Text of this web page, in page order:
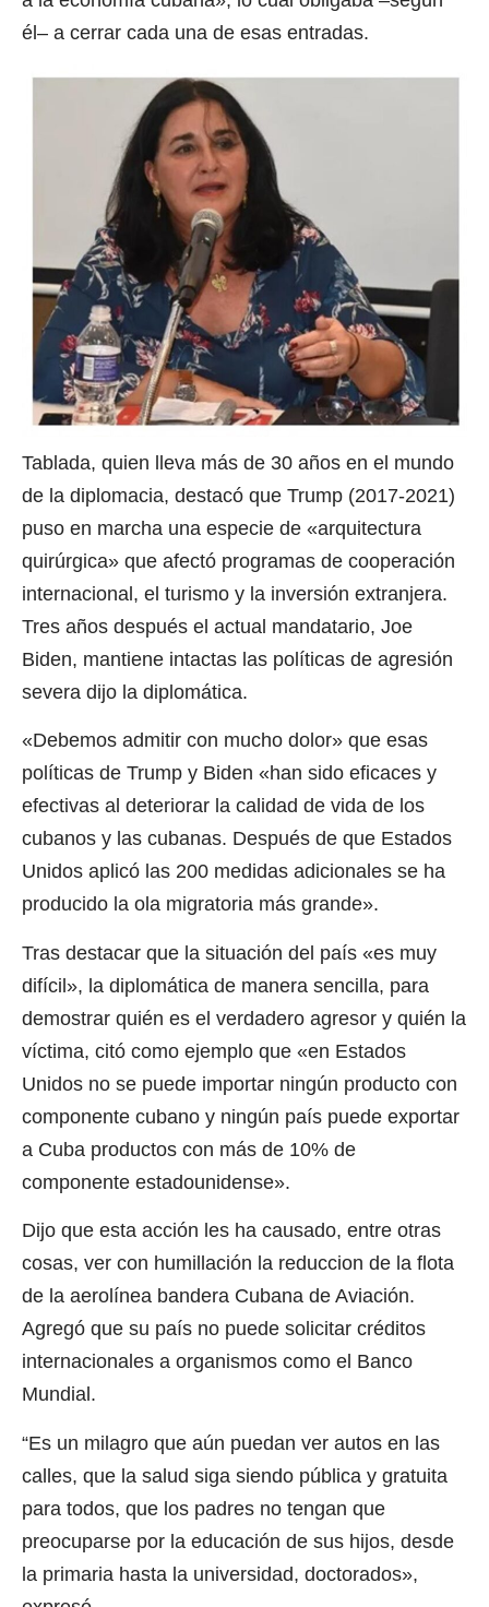
él– a cerrar cada una de esas entradas.
Tablada, quien lleva más de 30 años en el mundo
de la diplomacia, destacó que Trump (2017-2021)
puso en marcha una especie de «arquitectura
quirúrgica» que afectó programas de cooperación
internacional, el turismo y la inversión extranjera.
Tres años después el actual mandatario, Joe
Biden, mantiene intactas las políticas de agresión
severa dijo la diplomática.
«Debemos admitir con mucho dolor» que esas
políticas de Trump y Biden «han sido eficaces y
efectivas al deteriorar la calidad de vida de los
cubanos y las cubanas. Después de que Estados
Unidos aplicó las 200 medidas adicionales se ha
producido la ola migratoria más grande».
Tras destacar que la situación del país «es muy
difícil», la diplomática de manera sencilla, para
demostrar quién es el verdadero agresor y quién la
víctima, citó como ejemplo que «en Estados
Unidos no se puede importar ningún producto con
componente cubano y ningún país puede exportar
a Cuba productos con más de 10% de
componente estadounidense».
Dijo que esta acción les ha causado, entre otras
cosas, ver con humillación la reduccion de la flota
de la aerolínea bandera Cubana de Aviación.
Agregó que su país no puede solicitar créditos
internacionales a organismos como el Banco
Mundial.
“Es un milagro que aún puedan ver autos en las
calles, que la salud siga siendo pública y gratuita
para todos, que los padres no tengan que
preocuparse por la educación de sus hijos, desde
la primaria hasta la universidad, doctorados»,